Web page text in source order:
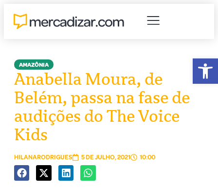
AMAZÔNIA
Anabella Moura, de
Belém, passa na fase de
audições do The Voice
Kids
HILANARODRIGUES 5 DE JULHO, 2021 10:00